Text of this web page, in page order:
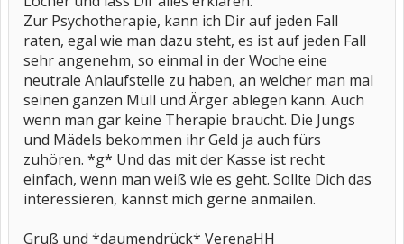
Zur Psychotherapie, kann ich Dir auf jeden Fall
raten, egal wie man dazu steht, es ist auf jeden Fall
sehr angenehm, so einmal in der Woche eine
neutrale Anlaufstelle zu haben, an welcher man mal
seinen ganzen Müll und Ärger ablegen kann. Auch
wenn man gar keine Therapie braucht. Die Jungs
und Mädels bekommen ihr Geld ja auch fürs
zuhören. *g* Und das mit der Kasse ist recht
einfach, wenn man weiß wie es geht. Sollte Dich das
interessieren, kannst mich gerne anmailen.
Gruß und *daumendrück* VerenaHH